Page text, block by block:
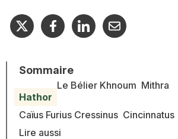
Sommaire
Hathor
Le Bélier Khnoum Mithra
Caïus Furius Cressinus Cincinnatus
Lire aussi